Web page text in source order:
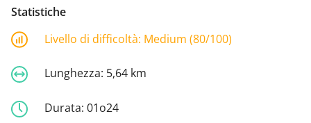
Statistiche
Livello di difficoltà: Medium (80/100)
Lunghezza: 5,64 km
Durata: 01o24